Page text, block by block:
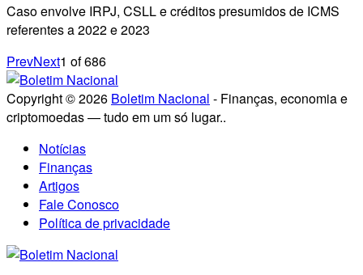
Caso envolve IRPJ, CSLL e créditos presumidos de ICMS
referentes a 2022 e 2023
PrevNext1 of686
Copyright © 2026 Boletim Nacional - Finanças, economia e
criptomoedas — tudo em um só lugar..
Notícias
Finanças
Artigos
Fale Conosco
Política de privacidade